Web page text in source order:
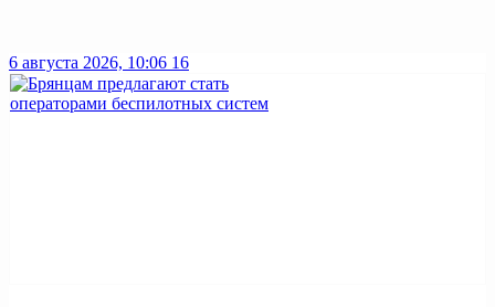
6 августа 2026, 10:06 16